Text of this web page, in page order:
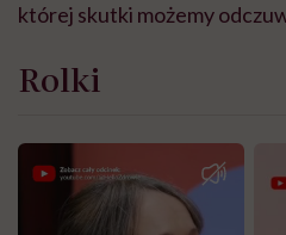
której skutki możemy
Rolki